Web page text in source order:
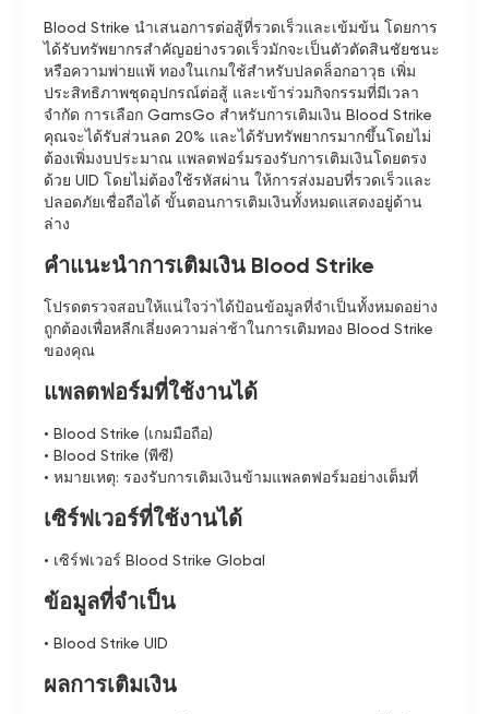
Blood Strike นำเสนอการต่อสู้ที่รวดเร็วและเข้มข้น โดยการ
ได้รับทรัพยากรสำคัญอย่างรวดเร็วมักจะเป็นตัวตัดสินชัยชนะ
หรือความพ่ายแพ้ ทองในเกมใช้สำหรับปลดล็อกอาวุธ เพิ่ม
ประสิทธิภาพชุดอุปกรณ์ต่อสู้ และเข้าร่วมกิจกรรมที่มีเวลา
จำกัด การเลือก GamsGo สำหรับการเติมเงิน Blood Strike
คุณจะได้รับส่วนลด 20% และได้รับทรัพยากรมากขึ้นโดยไม่
ต้องเพิ่มงบประมาณ แพลตฟอร์มรองรับการเติมเงินโดยตรง
ด้วย UID โดยไม่ต้องใช้รหัสผ่าน ให้การส่งมอบที่รวดเร็วและ
ปลอดภัยเชื่อถือได้ ขั้นตอนการเติมเงินทั้งหมดแสดงอยู่ด้าน
ล่าง
คำแนะนำการเติมเงิน Blood Strike
โปรดตรวจสอบให้แน่ใจว่าได้ป้อนข้อมูลที่จำเป็นทั้งหมดอย่าง
ถูกต้องเพื่อหลีกเลี่ยงความล่าช้าในการเติมทอง Blood Strike
ของคุณ
แพลตฟอร์มที่ใช้งานได้
• Blood Strike (เกมมือถือ)
• Blood Strike (พีซี)
• หมายเหตุ: รองรับการเติมเงินข้ามแพลตฟอร์มอย่างเต็มที่
เซิร์ฟเวอร์ที่ใช้งานได้
• เซิร์ฟเวอร์ Blood Strike Global
ข้อมูลที่จำเป็น
• Blood Strike UID
ผลการเติมเงิน